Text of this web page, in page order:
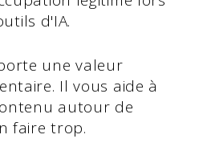
d'IA.
une valeur
Il vous aide à
autour de
faire trop.